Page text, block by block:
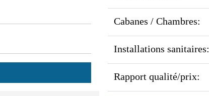
Cabanes / Chambres:
Installations sanitaires:
Rapport qualité/prix: